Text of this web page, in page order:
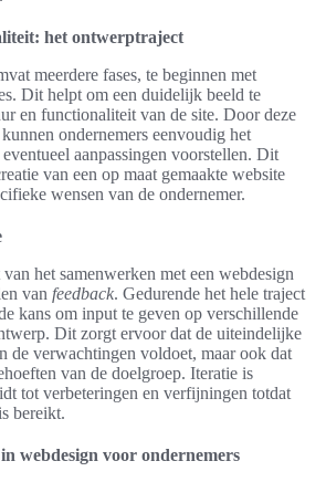
het ontwerptraject
meerdere fases, te beginnen met
Dit helpt om een duidelijk beeld te
en functionaliteit van de site. Door deze
ondernemers eenvoudig het
aanpassingen voorstellen. Dit
van een op maat gemaakte website
wensen van de ondernemer.
het samenwerken met een webdesign
van feedback. Gedurende het hele traject
kans om input te geven op verschillende
Dit zorgt ervoor dat de uiteindelijke
de verwachtingen voldoet, maar ook dat
van de doelgroep. Iteratie is
tot verbeteringen en verfijningen totdat
bereikt.
webdesign voor ondernemers